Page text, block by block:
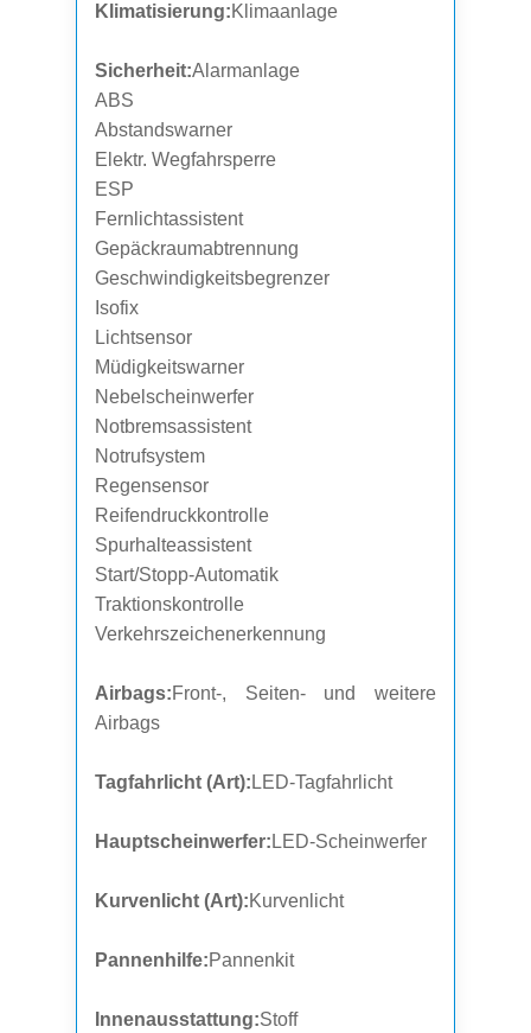
Klimatisierung:Klimaanlage
Sicherheit:Alarmanlage
ABS
Abstandswarner
Elektr. Wegfahrsperre
ESP
Fernlichtassistent
Gepäckraumabtrennung
Geschwindigkeitsbegrenzer
Isofix
Lichtsensor
Müdigkeitswarner
Nebelscheinwerfer
Notbremsassistent
Notrufsystem
Regensensor
Reifendruckkontrolle
Spurhalteassistent
Start/Stopp-Automatik
Traktionskontrolle
Verkehrszeichenerkennung
Airbags:Front-, Seiten- und weitere
Airbags
Tagfahrlicht (Art): LED-Tagfahrlicht
Hauptscheinwerfer: LED-Scheinwerfer
Kurvenlicht (Art):Kurvenlicht
Pannenhilfe:Pannenkit
Innenausstattung:Stoff